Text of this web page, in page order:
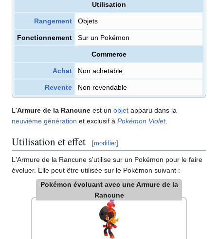
Utilisation
Rangement Objets
Fonctionnement Sur un Pokémon
Commerce
Achat Non achetable
Revente Non revendable
L'Armure de la Rancune est un objet apparu dans la
neuvième génération et exclusif à Pokémon Violet.
Utilisation et effet [modifier]
L'Armure de la Rancune s'utilise sur un Pokémon pour le faire
évoluer. Elle peut être utilisée sur le Pokémon suivant :
Pokémon évoluant avec une Armure de la
Rancune